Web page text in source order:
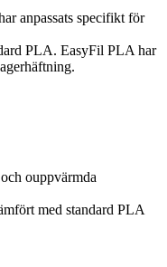
anpassats specifikt för
PLA. EasyFil PLA har
ouppvärmda
med standard PLA